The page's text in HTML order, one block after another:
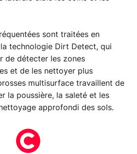
sont traitées en
technologie Dirt Detect, qui
de détecter les zones
et de les nettoyer plus
multisurface travaillent de
la poussière, la saleté et les
approfondi des sols.